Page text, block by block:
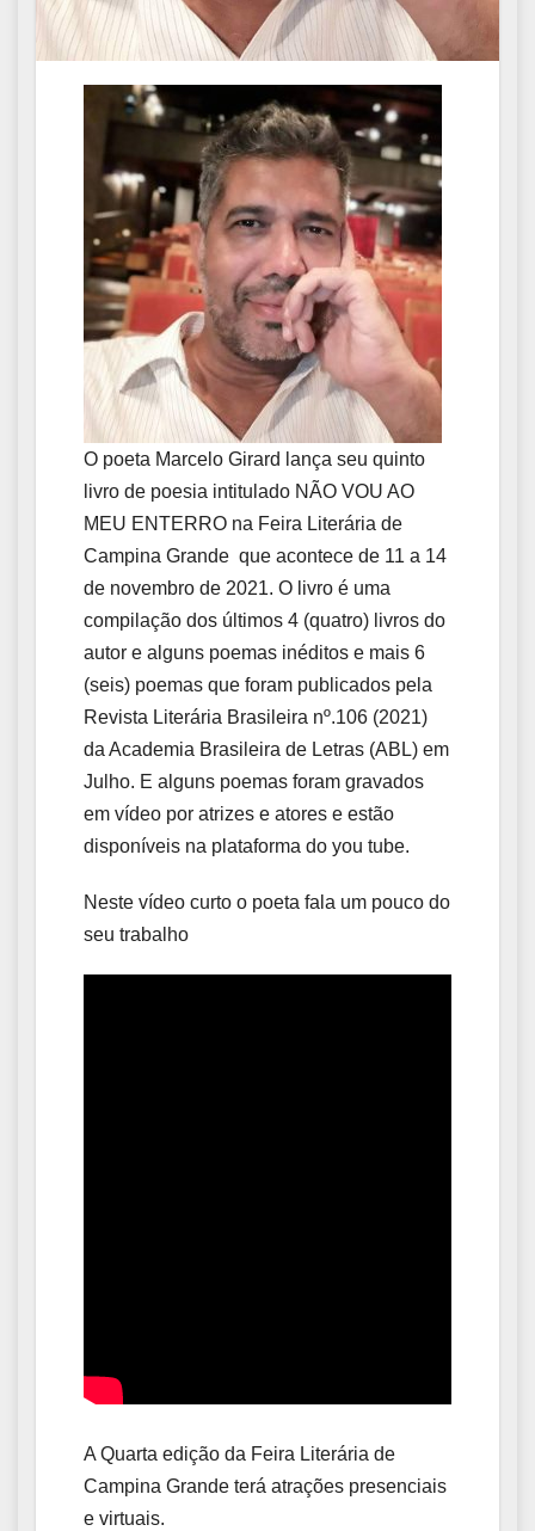
O poeta Marcelo Girard lança seu quinto
livro de poesia intitulado NÃO VOU AO
MEU ENTERRO na Feira Literária de
Campina Grande que acontece de 11 a 14
de novembro de 2021. O livro é uma
compilação dos últimos 4 (quatro) livros do
autor e alguns poemas inéditos e mais 6
(seis) poemas que foram publicados pela
Revista Literária Brasileira nº.106 (2021)
da Academia Brasileira de Letras (ABL) em
Julho. E alguns poemas foram gravados
em vídeo por atrizes e atores e estão
disponíveis na plataforma do you tube.
Neste vídeo curto o poeta fala um pouco do
seu trabalho
A Quarta edição da Feira Literária de
Campina Grande terá atrações presenciais
e virtuais.